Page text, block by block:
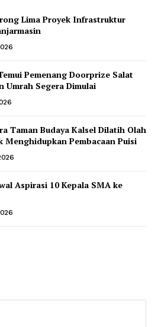
Lima Proyek Infrastruktur
Pemenang Doorprize Salat
Segera Dimulai
Taman Budaya Kalsel Dilatih Olah
Menghidupkan Pembacaan Puisi
Aspirasi 10 Kepala SMA ke